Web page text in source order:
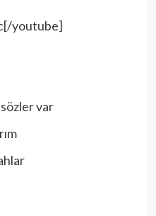
youtube]
var